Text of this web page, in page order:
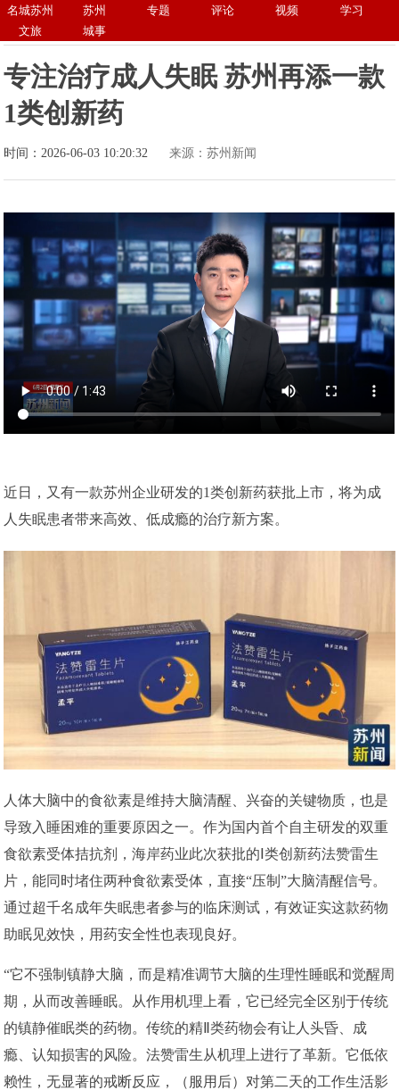
名城苏州 苏州 专题 评论 视频
学习
文旅
城事
专注治疗成人失眠 苏州再添一款
1类创新药
时间：2026-06-03 10:20:32 来源：苏州新闻
近日，又有一款苏州企业研发的1类创新药获批上市，将为成
人失眠患者带来高效、低成瘾的治疗新方案。
人体大脑中的食欲素是维持大脑清醒、兴奋的关键物质，也是
导致入睡困难的重要原因之一。作为国内首个自主研发的双重
食欲素受体拮抗剂，海岸药业此次获批的Ⅰ类创新药法赞雷生
片，能同时堵住两种食欲素受体，直接“压制”大脑清醒信号。
通过超千名成年失眠患者参与的临床测试，有效证实这款药物
助眠见效快，用药安全性也表现良好。
“它不强制镇静大脑，而是精准调节大脑的生理性睡眠和觉醒周
期，从而改善睡眠。从作用机理上看，它已经完全区别于传统
的镇静催眠类的药物。传统的精Ⅱ类药物会有让人头昏、成
瘾、认知损害的风险。法赞雷生从机理上进行了革新。它低依
赖性，无显著的戒断反应，（服用后）对第二天的工作生活影